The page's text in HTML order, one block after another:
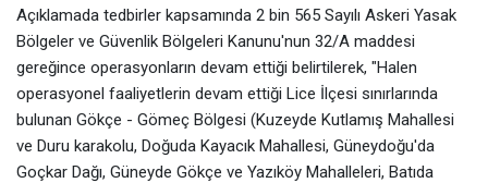
Açıklamada tedbirler kapsamında 2 bin 565 Sayılı Askeri Yasak
Bölgeler ve Güvenlik Bölgeleri Kanunu'nun 32/A maddesi
gereğince operasyonların devam ettiği belirtilerek, "Halen
operasyonel faaliyetlerin devam ettiği Lice İlçesi sınırlarında
bulunan Gökçe - Gömeç Bölgesi (Kuzeyde Kutlamış Mahallesi
ve Duru karakolu, Doğuda Kayacık Mahallesi, Güneydoğu'da
Goçkar Dağı, Güneyde Gökçe ve Yazıköy Mahalleleri, Batıda